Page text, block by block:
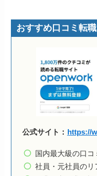
おすすめ口コミ転
公式サイト： https://
国内最大級の口コ
社員・元社員のリ